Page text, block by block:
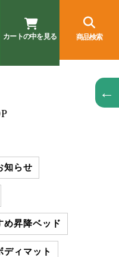
カートの中を見る 商品検索
←
知らせ
め昇降ベッド
ディマット